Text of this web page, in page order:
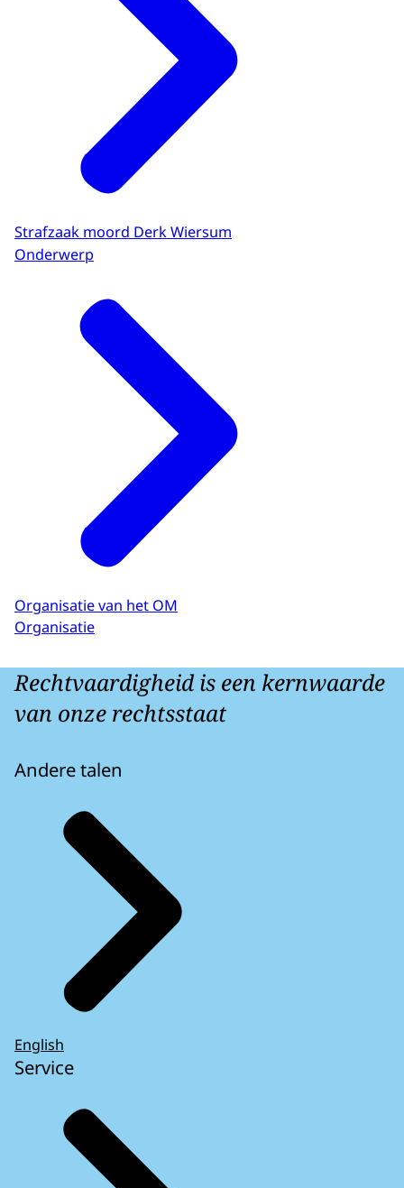
Strafzaak moord Derk Wiersum
Onderwerp
Organisatie van het OM
Organisatie
Rechtvaardigheid is een kernwaarde
van onze rechtsstaat
Andere talen
English
Service